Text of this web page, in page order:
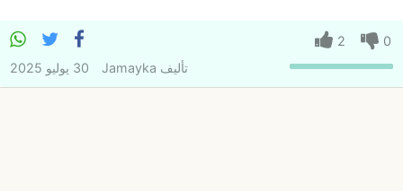
0
2
تأليف Jamayka 30 يوليو 2025